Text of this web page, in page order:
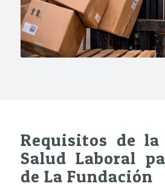
Requisitos de
Salud Laboral
de La Fundación